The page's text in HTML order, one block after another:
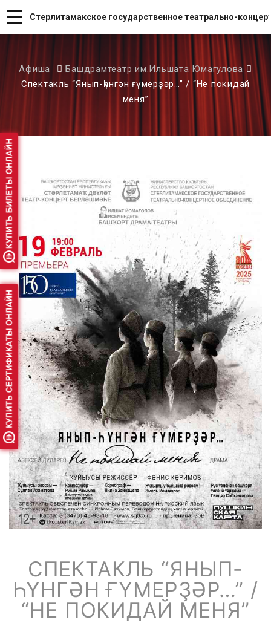
Стерлитамакское государственное театрально-
Афиша
Башдрамтеатр им.Ильшата Юмагулова
Спектакль “Янып-һүнгән ғүмерҙәр…” / “Не покидай
меня”
СПЕКТАКЛЬ “ЯНЫП-
ҺҮНГӘН ҒҮМЕРҘӘР…” /
“НЕ ПОКИДАЙ МЕНЯ”